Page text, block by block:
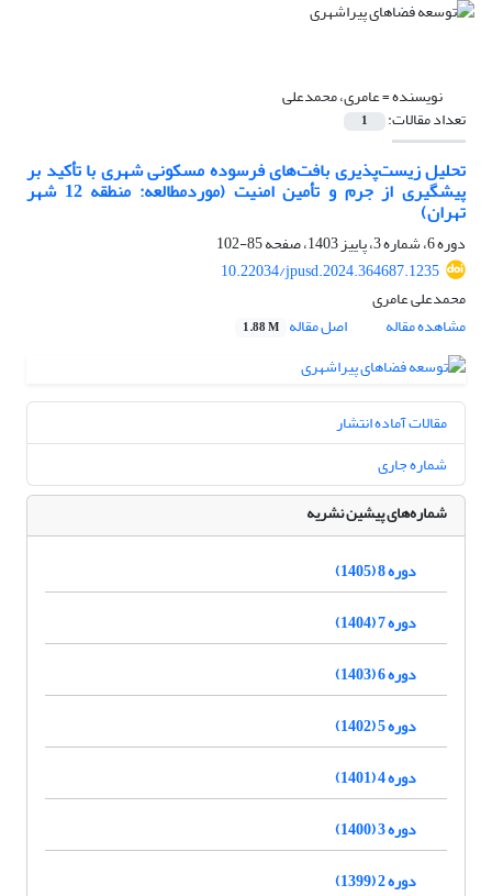
نویسنده =عامری، محمدعلی
تعداد مقالات: 1
تحلیل زیست‌پذیری بافت‌های فرسوده مسکونی شهری با تأکید بر
پیشگیری از جرم و تأمین امنیت (موردمطالعه: منطقه 12 شهر
تهران)
دوره 6، شماره 3، پاییز 1403، صفحه
85-102
10.22034/jpusd.2024.364687.1235
محمدعلی عامری
مشاهده مقاله
اصل مقاله 1.88 M
مقالات آماده انتشار
شماره جاری
شماره‌های پیشین نشریه
دوره 8 (1405)
دوره 7 (1404)
دوره 6 (1403)
دوره 5 (1402)
دوره 4 (1401)
دوره 3 (1400)
دوره 2 (1399)